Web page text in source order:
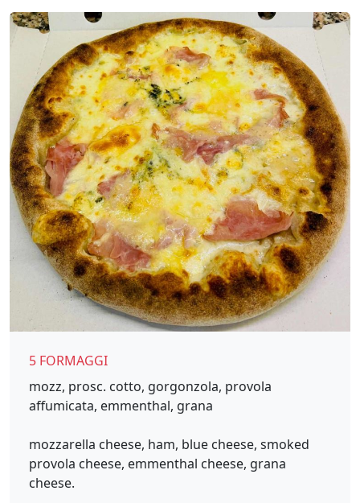
5 FORMAGGI
mozz, prosc. cotto, gorgonzola, provola
affumicata, emmenthal, grana
mozzarella cheese, ham, blue cheese, smoked
provola cheese, emmenthal cheese, grana
cheese.